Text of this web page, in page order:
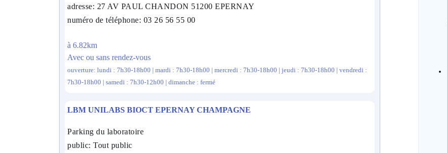
adresse: 27 AV PAUL CHANDON 51200 EPERNAY
numéro de téléphone: 03 26 56 55 00
à 6.82km
Avec ou sans rendez-vous
ouverture: lundi : 7h30-18h00 | mardi : 7h30-18h00 | mercredi : 7h30-18h00 | jeudi : 7h30-18h00 | vendredi :
7h30-18h00 | samedi : 7h30-12h00 | dimanche : fermé
LBM UNILABS BIOCT EPERNAY CHAMPAGNE
Parking du laboratoire
public: Tout public